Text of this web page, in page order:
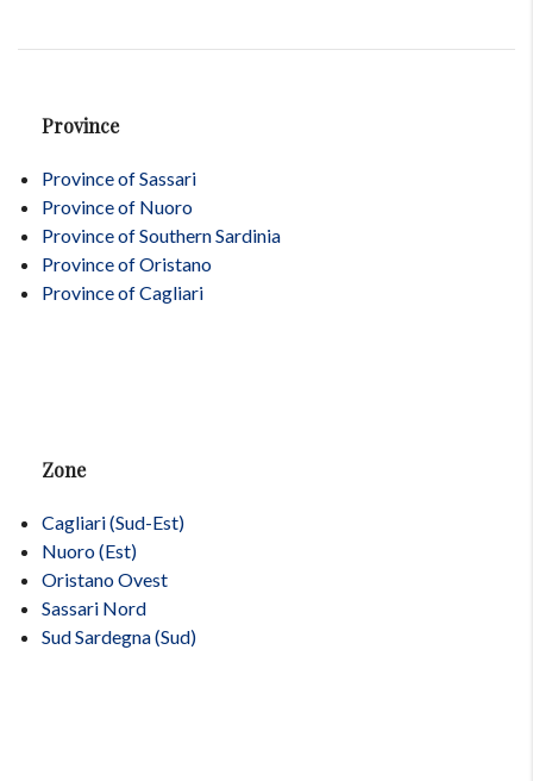
Province
Province of Sassari
Province of Nuoro
Province of Southern Sardinia
Province of Oristano
Province of Cagliari
Zone
Cagliari (Sud-Est)
Nuoro (Est)
Oristano Ovest
Sassari Nord
Sud Sardegna (Sud)